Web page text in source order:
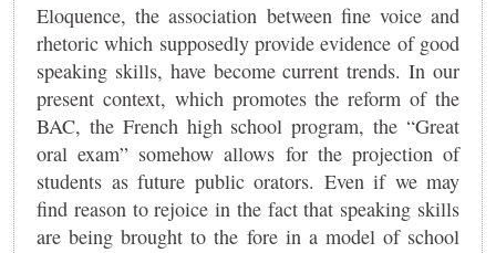
Eloquence, the association between fine voice and
rhetoric which supposedly provide evidence of good
speaking skills, have become current trends. In our
present context, which promotes the reform of the
BAC, the French high school program, the “Great
oral exam” somehow allows for the projection of
students as future public orators. Even if we may
find reason to rejoice in the fact that speaking skills
are being brought to the fore in a model of school